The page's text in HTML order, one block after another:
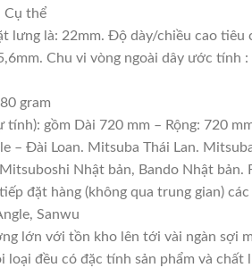
Cụ thể
lưng là: 22mm. Độ dày/chiều cao tiêu
Chu vi vòng ngoài dây ước
gram
gồm Dài 720 mm – Rộng: 720
– Đài Loan. Mitsuba Thái Lan.
Nhật bản, Bando Nhật
đặt hàng (không qua trung gian)
Sanwu
lớn với tồn kho lên tới vài ngàn sợi
loại đều có đặc tính sản phẩm và